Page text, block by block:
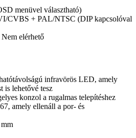
menüvel választható)
CVBS + PAL/NTSC (DIP kapcsolóval
Nem elérhető
infravörös LED, amely
is lehetővé tesz
konzol a rugalmas telepítéshez
amely ellenáll a por- és